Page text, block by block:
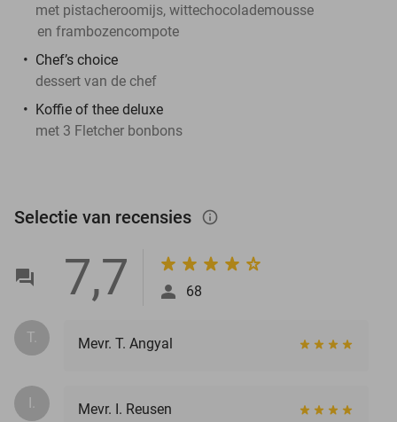
met pistacheroomijs, wittechocolademousse
en frambozencompote
Chef’s choice
dessert van de chef
Koffie of thee deluxe
met 3 Fletcher bonbons
Selectie van recensies info_outlined
7,7 68
T. Mevr. T. Angyal
I. Mevr. I. Reusen